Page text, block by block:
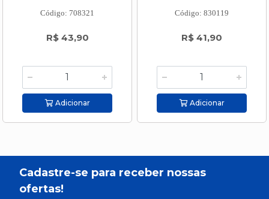
Código: 708321
R$ 43,90
Adicionar
Código: 830119
R$ 41,90
Adicionar
Cadastre-se para receber nossas
ofertas!